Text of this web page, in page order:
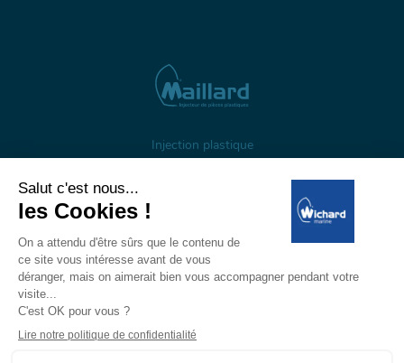
Injection plastique
À propos Gestion des cookies
Mentions légales
Données personnelles
Wichard, 1 ZI de Felet, CS 50085, 63307 Thiers, France
Tél: +33 (0)4 73 51 65 00 — E-mail: